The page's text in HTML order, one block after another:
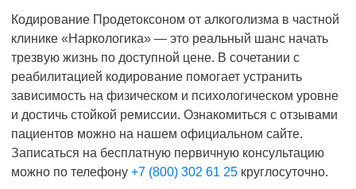
Кодирование Продетоксоном от алкоголизма в частной
клинике «Наркологика» — это реальный шанс начать
трезвую жизнь по доступной цене. В сочетании с
реабилитацией кодирование помогает устранить
зависимость на физическом и психологическом уровне
и достичь стойкой ремиссии. Ознакомиться с отзывами
пациентов можно на нашем официальном сайте.
Записаться на бесплатную первичную консультацию
можно по телефону +7 (800) 302 61 25 круглосуточно.